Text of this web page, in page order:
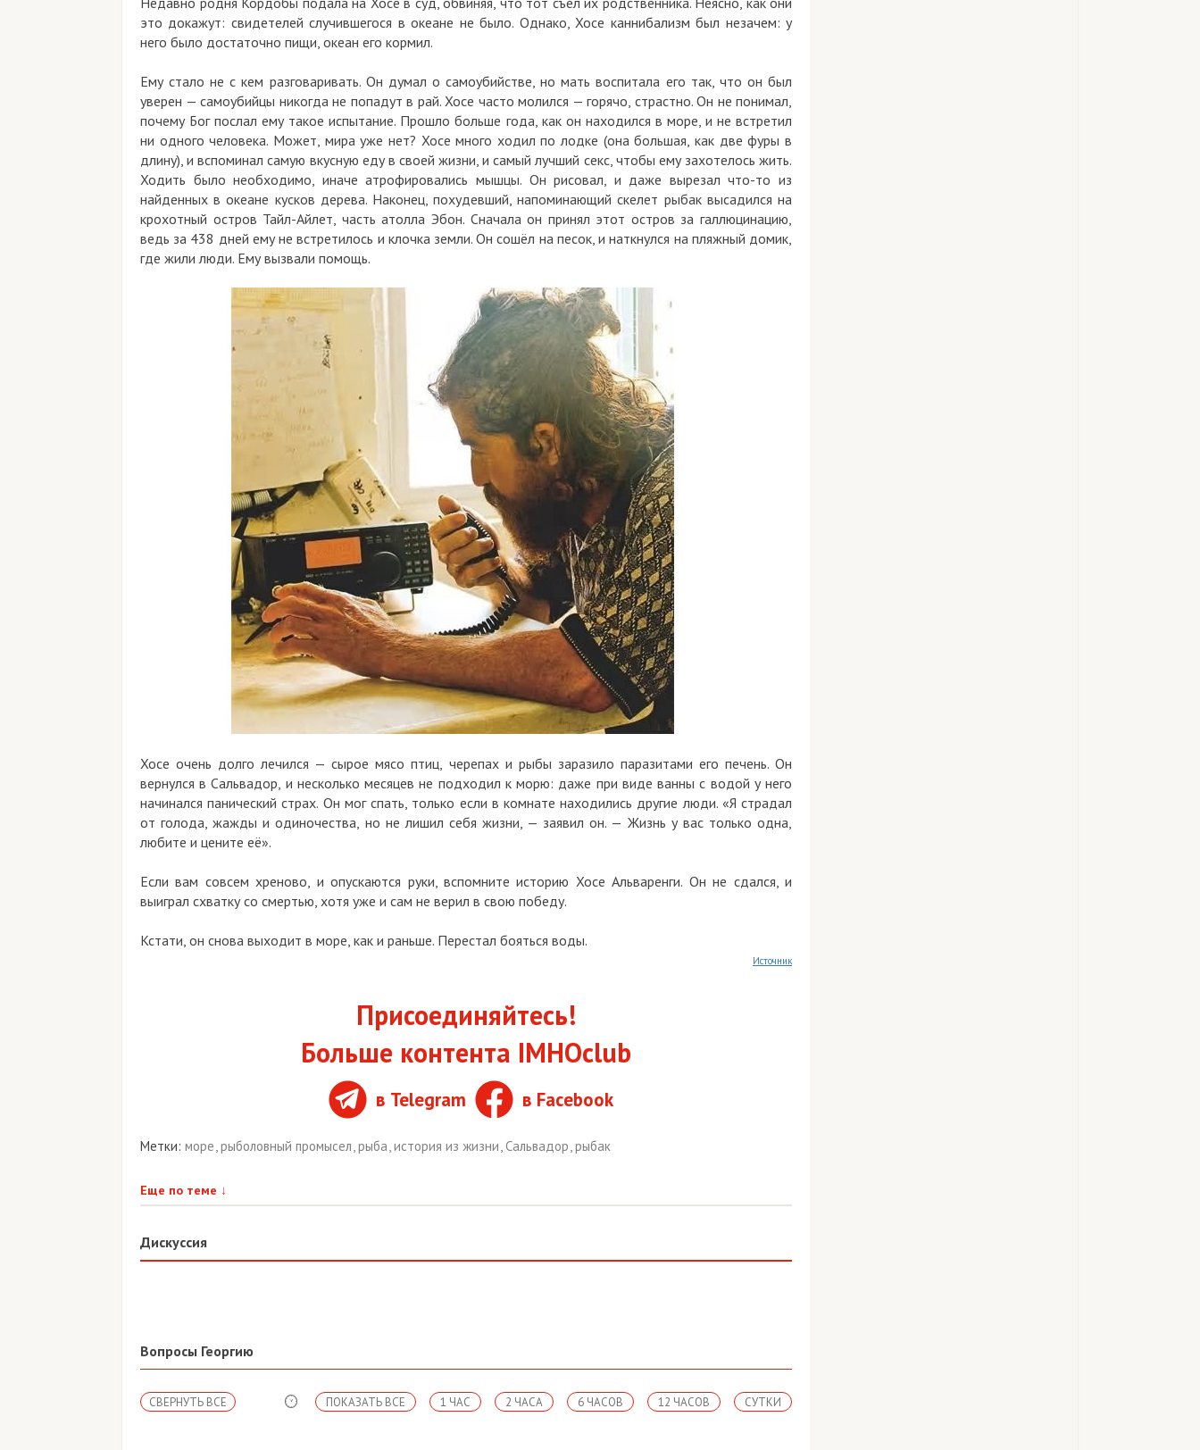
это докажут: свидетелей случившегося в океане не было. Однако, Хосе каннибализм был незачем: у
него было достаточно пищи, океан его кормил.
Ему стало не с кем разговаривать. Он думал о самоубийстве, но мать воспитала его так, что он был
уверен — самоубийцы никогда не попадут в рай. Хосе часто молился — горячо, страстно. Он не понимал,
почему Бог послал ему такое испытание. Прошло больше года, как он находился в море, и не встретил
ни одного человека. Может, мира уже нет? Хосе много ходил по лодке (она большая, как две фуры в
длину), и вспоминал самую вкусную еду в своей жизни, и самый лучший секс, чтобы ему захотелось жить.
Ходить было необходимо, иначе атрофировались мышцы. Он рисовал, и даже вырезал что-то из
найденных в океане кусков дерева. Наконец, похудевший, напоминающий скелет рыбак высадился на
крохотный остров Тайл-Айлет, часть атолла Эбон. Сначала он принял этот остров за галлюцинацию,
ведь за 438 дней ему не встретилось и клочка земли. Он сошёл на песок, и наткнулся на пляжный домик,
где жили люди. Ему вызвали помощь.
Хосе очень долго лечился — сырое мясо птиц, черепах и рыбы заразило паразитами его печень. Он
вернулся в Сальвадор, и несколько месяцев не подходил к морю: даже при виде ванны с водой у него
начинался панический страх. Он мог спать, только если в комнате находились другие люди. «Я страдал
от голода, жажды и одиночества, но не лишил себя жизни, — заявил он. — Жизнь у вас только одна,
любите и цените её».
Если вам совсем хреново, и опускаются руки, вспомните историю Хосе Альваренги. Он не сдался, и
выиграл схватку со смертью, хотя уже и сам не верил в свою победу.
Кстати, он снова выходит в море, как и раньше. Перестал бояться воды.
Источник
Присоединяйтесь!
Больше контента IMHOclub
в Telegram в Facebook
Метки: море,рыболовный промысел,рыба,история из жизни,Сальвадор,рыбак
Еще по теме ↓
Дискуссия
Вопросы Георгию
СВЕРНУТЬ ВСЕ СУТКИ
12 ЧАСОВ
6 ЧАСОВ
2 ЧАСА
1 ЧАС
ПОКАЗАТЬ ВСЕ